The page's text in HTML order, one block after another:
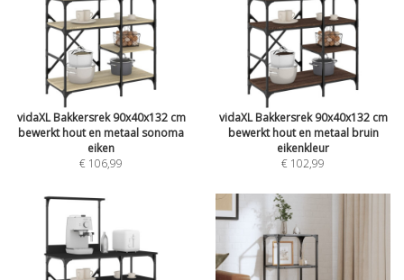
vidaXL Bakkersrek 90x40x132 cm
bewerkt hout en metaal sonoma
eiken
€ 106,99
vidaXL Bakkersrek 90x40x132 cm
bewerkt hout en metaal bruin
eikenkleur
€ 102,99